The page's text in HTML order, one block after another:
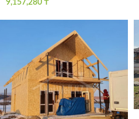
9,157,280 ₸